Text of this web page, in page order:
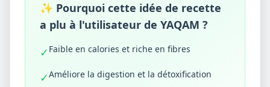
✨ Pourquoi cette idée de recette
a plu à l'utilisateur de YAQAM ?
✓ Faible en calories et riche en fibres
✓Améliore la digestion et la détoxification